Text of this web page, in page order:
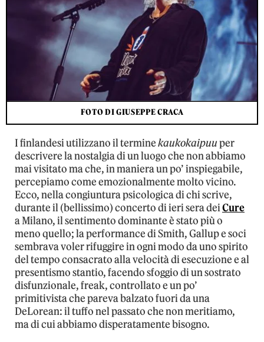
FOTO DI GIUSEPPE CRACA
I finlandesi utilizzano il terminekaukokaipuuper
descrivere la nostalgia di un luogo che non abbiamo
mai visitato ma che, in maniera un po’ inspiegabile,
percepiamo come emozionalmente molto vicino.
Ecco, nella congiuntura psicologica di chi scrive,
durante il (bellissimo) concerto di ieri sera deiCure
a Milano, il sentimento dominante è stato più o
meno quello; la performance di Smith, Gallup e soci
sembrava voler rifuggire in ogni modo da uno spirito
del tempo consacrato alla velocità di esecuzione e al
presentismo stantio, facendo sfoggio di un sostrato
disfunzionale, freak, controllato e un po’
primitivista che pareva balzato fuori da una
DeLorean: il tuffo nel passato che non meritiamo,
ma di cui abbiamo disperatamente bisogno.